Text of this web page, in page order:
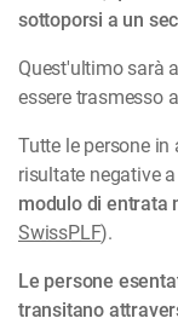
sottoporsi a un
Quest'ultimo sarà
essere trasmesso
Tutte le persone in
risultate negative
modulo di entrata
SwissPLF).
Le persone
transitano